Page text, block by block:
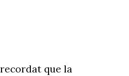
que la